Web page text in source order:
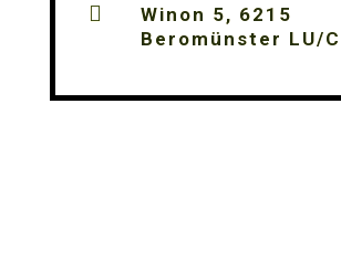

Winon 5, 6215
Beromünster LU/